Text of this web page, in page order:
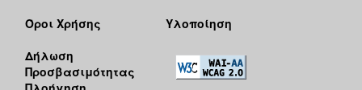
Όροι Χρήσης
Δήλωση
Προσβασιμότητας
Υλοποίηση